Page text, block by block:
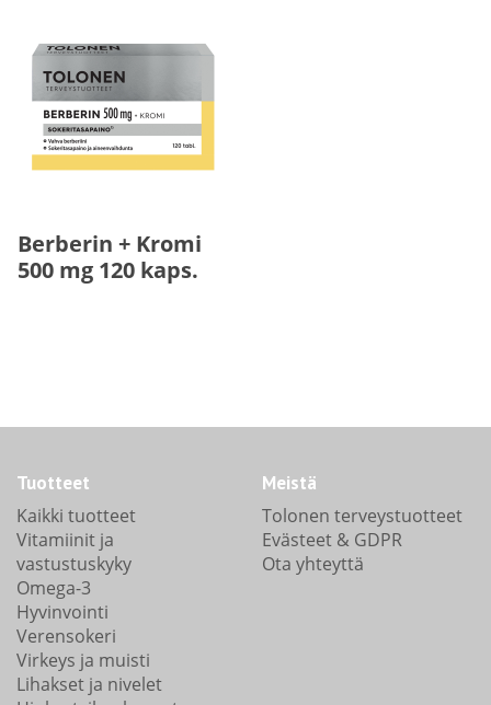
Berberin + Kromi
500 mg 120 kaps.
Tuotteet
Kaikki tuotteet
Vitamiinit ja
vastustuskyky
Omega-3
Hyvinvointi
Verensokeri
Virkeys ja muisti
Lihakset ja nivelet
Meistä
Tolonen terveystuotteet
Evästeet & GDPR
Ota yhteyttä